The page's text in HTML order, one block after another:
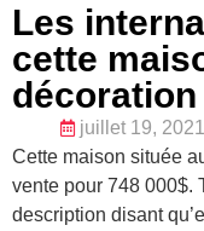
Les
cette
juillet 19, 2021
Cette maison située
vente pour 748 000$.
description disant